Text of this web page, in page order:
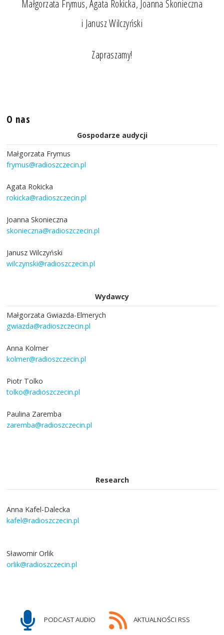
Małgorzata Frymus, Agata Rokicka, Joanna Skonieczna
i Janusz Wilczyński
Zapraszamy!
O nas
Gospodarze audycji
Małgorzata Frymus
frymus@radioszczecin.pl
Agata Rokicka
rokicka@radioszczecin.pl
Joanna Skonieczna
skonieczna@radioszczecin.pl
Janusz Wilczyński
wilczynski@radioszczecin.pl
Wydawcy
Małgorzata Gwiazda-Elmerych
gwiazda@radioszczecin.pl
Anna Kolmer
kolmer@radioszczecin.pl
Piotr Tolko
tolko@radioszczecin.pl
Paulina Zaremba
zaremba@radioszczecin.pl
Research
Anna Kafel-Dalecka
kafel@radioszczecin.pl
Sławomir Orlik
orlik@radioszczecin.pl
PODCAST AUDIO AKTUALNOŚCI RSS